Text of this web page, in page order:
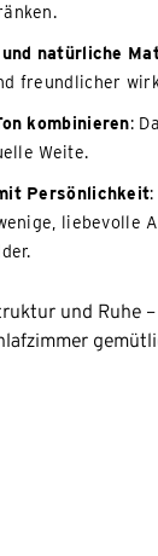
natürliche
freundlicher
kombinieren:
Weite.
Persönlichkeit
liebevolle
und Ruhe